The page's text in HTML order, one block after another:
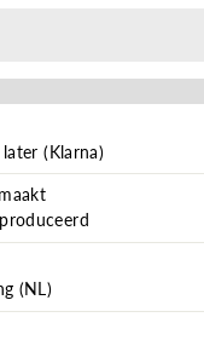
(Klarna)
(NL)